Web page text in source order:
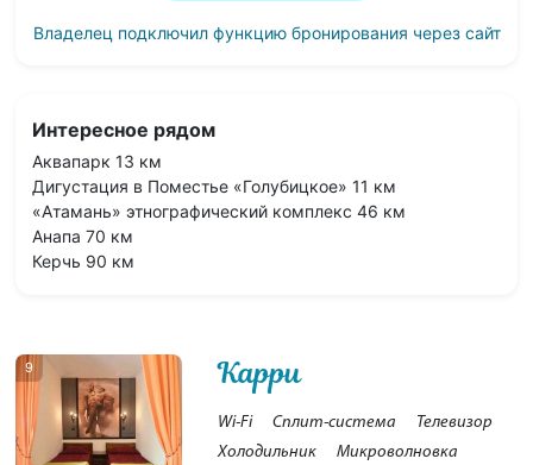
Владелец подключил функцию бронирования через сайт
Интересное рядом
Аквапарк 13 км
Дигустация в Поместье «Голубицкое» 11 км
«Атамань» этнографический комплекс 46 км
Анапа 70 км
Керчь 90 км
9 Карри
Wi-Fi Сплит-система
Телевизор
Холодильник
Микроволновка